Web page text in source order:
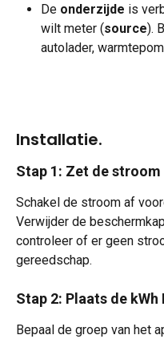
De onderzijde is
wilt meter (source).
autolader,
Installatie.
Stap 1: Zet de
Schakel de stroom af
Verwijder de
controleer of er geen
gereedschap.
Stap 2: Plaats de
Bepaal de groep van het